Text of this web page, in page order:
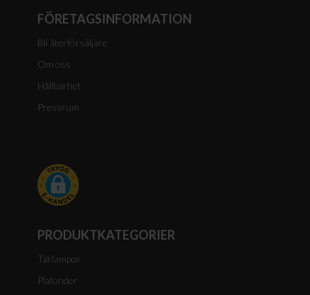
FÖRETAGSINFORMATION
Bli återförsäljare
Om oss
Hållbarhet
Pressrum
PRODUKTKATEGORIER
Taklampor
Plafonder